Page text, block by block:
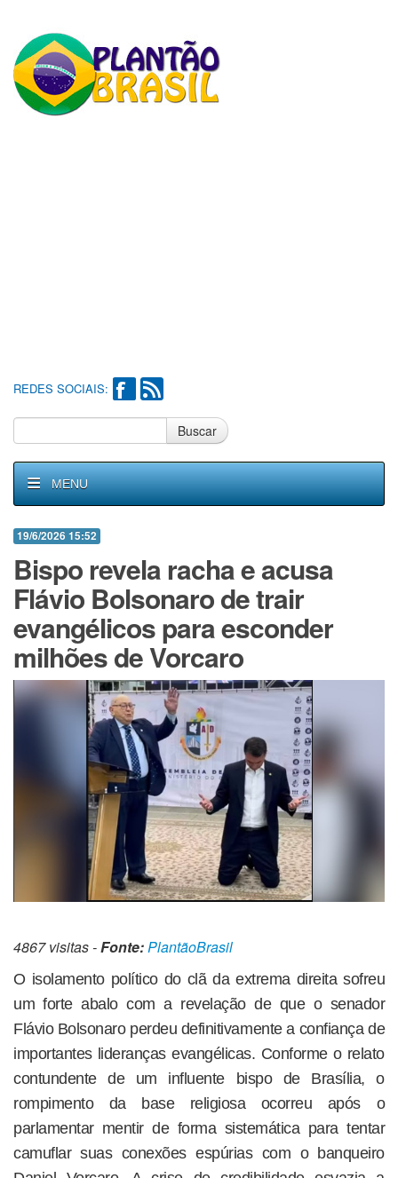
REDES SOCIAIS:
Buscar
MENU
19/6/2026 15:52
Bispo revela racha e acusa
Flávio Bolsonaro de trair
evangélicos para esconder
milhões de Vorcaro
4867 visitas -Fonte:PlantãoBrasil
O isolamento político do clã da extrema direita sofreu
um forte abalo com a revelação de que o senador
Flávio Bolsonaro perdeu definitivamente a confiança de
importantes lideranças evangélicas. Conforme o relato
contundente de um influente bispo de Brasília, o
rompimento da base religiosa ocorreu após o
parlamentar mentir de forma sistemática para tentar
camuflar suas conexões espúrias com o banqueiro